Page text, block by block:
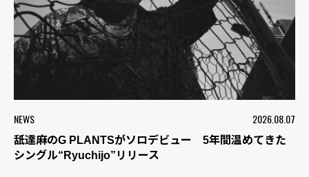
NEWS 2026.08.07
舐達麻のG PLANTSがソロデビュー 5年間温めてきた
シングル“Ryuchijo”リリース